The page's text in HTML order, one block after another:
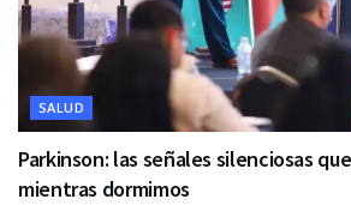
SALUD
Parkinson: las señales silenciosas
mientras dormimos